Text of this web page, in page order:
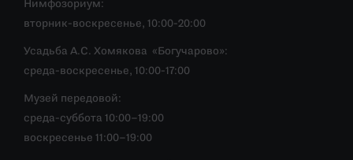
Нимфозориум:
вторник-воскресенье, 10:00-20:00
Усадьба А.С. Хомякова «Богучарово»:
среда-воскресенье, 10:00-17:00
Музей передовой:
среда-суббота 10:00–19:00
воскресенье 11:00–19:00